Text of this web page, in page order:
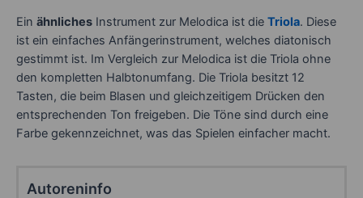
Ein ähnliches Instrument zur Melodica ist die Triola. Diese
ist ein einfaches Anfängerinstrument, welches diatonisch
gestimmt ist. Im Vergleich zur Melodica ist die Triola ohne
den kompletten Halbtonumfang. Die Triola besitzt 12
Tasten, die beim Blasen und gleichzeitigem Drücken den
entsprechenden Ton freigeben. Die Töne sind durch eine
Farbe gekennzeichnet, was das Spielen einfacher macht.
Autoreninfo